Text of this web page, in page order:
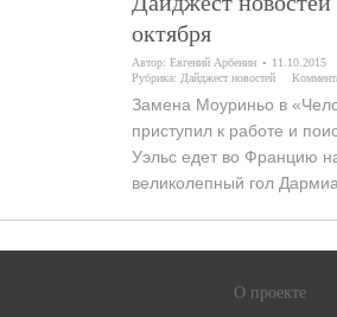
октября
Автор:Евгений Арбенин
11.10.2015
Рубрика: Дайджест новостей
Замена Моуриньо в
приступил к работе и
Уэльс едет во Францию
великолепный гол
О проекте